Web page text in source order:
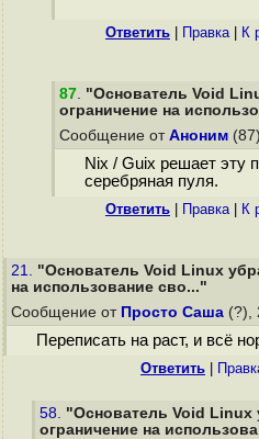
Ответить Правка| К
87. "Основатель Void
ограничение на
Сообщение от Аноним
Nix / Guix решает эту
серебряная пуля.
Ответить Правка| К
21. "Основатель Void Linux
на использование сво..."
Сообщение от Просто Саша (?),
Переписать на раст, и всё
Ответить
58. "Основатель Void Linux
ограничение на